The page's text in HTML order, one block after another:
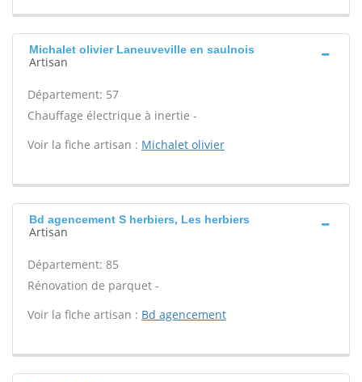
Michalet olivier Laneuveville en saulnois
Artisan
Département: 57
Chauffage électrique à inertie -
Voir la fiche artisan : Michalet olivier
Bd agencement S herbiers, Les herbiers
Artisan
Département: 85
Rénovation de parquet -
Voir la fiche artisan : Bd agencement